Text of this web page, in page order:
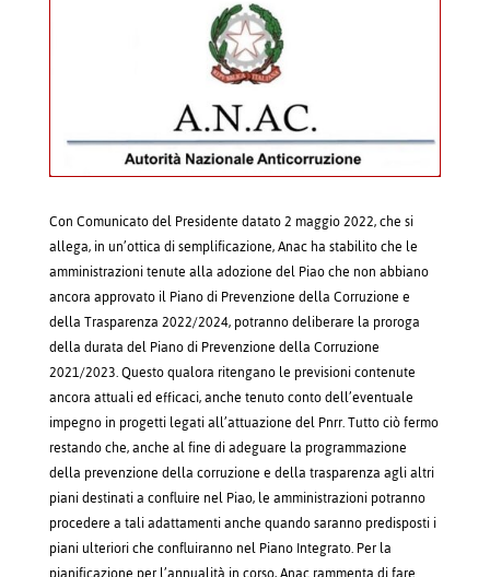
Con Comunicato del Presidente datato 2 maggio 2022, che si
allega, in un’ottica di semplificazione, Anac ha stabilito che le
amministrazioni tenute alla adozione del Piao che non abbiano
ancora approvato il Piano di Prevenzione della Corruzione e
della Trasparenza 2022/2024, potranno deliberare la proroga
della durata del Piano di Prevenzione della Corruzione
2021/2023. Questo qualora ritengano le previsioni contenute
ancora attuali ed efficaci, anche tenuto conto dell’eventuale
impegno in progetti legati all’attuazione del Pnrr. Tutto ciò fermo
restando che, anche al fine di adeguare la programmazione
della prevenzione della corruzione e della trasparenza agli altri
piani destinati a confluire nel Piao, le amministrazioni potranno
procedere a tali adattamenti anche quando saranno predisposti i
piani ulteriori che confluiranno nel Piano Integrato. Per la